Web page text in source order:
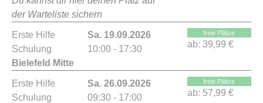
der Warteliste sichern
Erste Hilfe
Schulung
Bielefeld Mitte
Sa. 19.09.2026
10:00 - 17:30
freie Plätze
ab: 39,99 €
Erste Hilfe
Schulung
Sa. 26.09.2026
09:30 - 17:00
freie Plätze
ab: 57,99 €